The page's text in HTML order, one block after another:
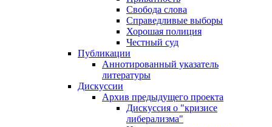
Свобода слова
Справедливые выборы
Хорошая полиция
Честный суд
Публикации
Аннотированный указатель
литературы
Дискуссии
Архив предыдущего проекта
Дискуссия о "кризисе
либерализма"